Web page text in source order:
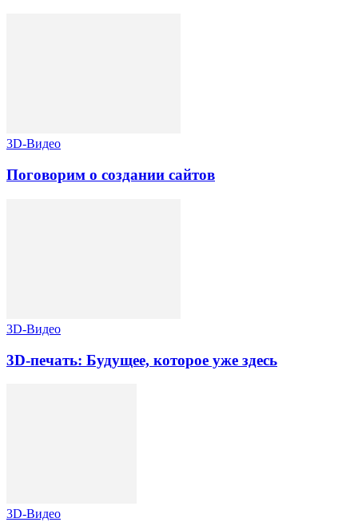
3D-Видео
Поговорим о создании сайтов
3D-Видео
3D-печать: Будущее, которое уже здесь
3D-Видео